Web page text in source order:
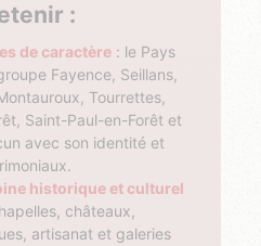
:
de caractère : le Pays
Fayence, Seillans,
Tourrettes,
Saint-Paul-en-Forêt et
avec son identité et
historique et culturel
châteaux,
artisanat et galeries